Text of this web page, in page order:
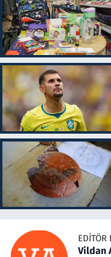
EDITÖR
Vildan